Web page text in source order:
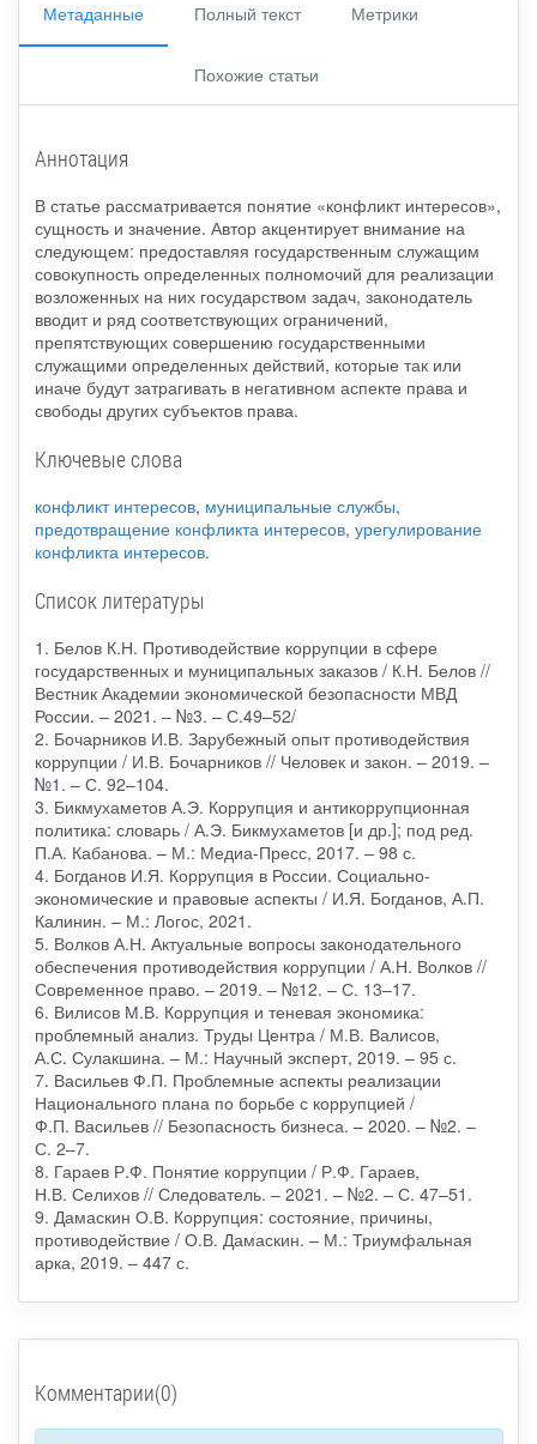
Метаданные Полный текст Метрики
Похожие статьи
Аннотация
В статье рассматривается понятие «конфликт интересов»,
сущность и значение. Автор акцентирует внимание на
следующем: предоставляя государственным служащим
совокупность определенных полномочий для реализации
возложенных на них государством задач, законодатель
вводит и ряд соответствующих ограничений,
препятствующих совершению государственными
служащими определенных действий, которые так или
иначе будут затрагивать в негативном аспекте права и
свободы других субъектов права.
Ключевые слова
конфликт интересов, муниципальные службы,
предотвращение конфликта интересов, урегулирование
конфликта интересов.
Список литературы
1. Белов К.Н. Противодействие коррупции в сфере
государственных и муниципальных заказов / К.Н. Белов //
Вестник Академии экономической безопасности МВД
России. – 2021. – №3. – С.49–52/
2. Бочарников И.В. Зарубежный опыт противодействия
коррупции / И.В. Бочарников // Человек и закон. – 2019. –
№1. – С. 92–104.
3. Бикмухаметов А.Э. Коррупция и антикоррупционная
политика: словарь / А.Э. Бикмухаметов [и др.]; под ред.
П.А. Кабанова. – М.: Медиа-Пресс, 2017. – 98 с.
4. Богданов И.Я. Коррупция в России. Социально-
экономические и правовые аспекты / И.Я. Богданов, А.П.
Калинин. – М.: Логос, 2021.
5. Волков А.Н. Актуальные вопросы законодательного
обеспечения противодействия коррупции / А.Н. Волков //
Современное право. – 2019. – №12. – С. 13–17.
6. Вилисов М.В. Коррупция и теневая экономика:
проблемный анализ. Труды Центра / М.В. Валисов,
А.С. Сулакшина. – М.: Научный эксперт, 2019. – 95 с.
7. Васильев Ф.П. Проблемные аспекты реализации
Национального плана по борьбе с коррупцией /
Ф.П. Васильев // Безопасность бизнеса. – 2020. – №2. –
С. 2–7.
8. Гараев Р.Ф. Понятие коррупции / Р.Ф. Гараев,
Н.В. Селихов // Следователь. – 2021. – №2. – С. 47–51.
9. Дамаскин О.В. Коррупция: состояние, причины,
противодействие / О.В. Дамаскин. – М.: Триумфальная
арка, 2019. – 447 с.
Комментарии(0)